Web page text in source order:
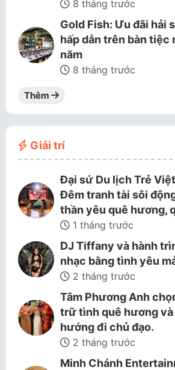
8 tháng trước
Gold Fish: Ưu đãi hải
hấp dẫn trên bàn tiệc
năm
8 tháng trước
Thêm
Giải trí
Đại sứ Du lịch Trẻ
Đêm tranh tài sôi
thần yêu quê hương,
1 tháng trước
DJ Tiffany và hành
nhạc bằng tình yêu
2 tháng trước
Tâm Phương Anh
trữ tình quê hương và
hướng đi chủ đạo.
2 tháng trước
Minh Chánh